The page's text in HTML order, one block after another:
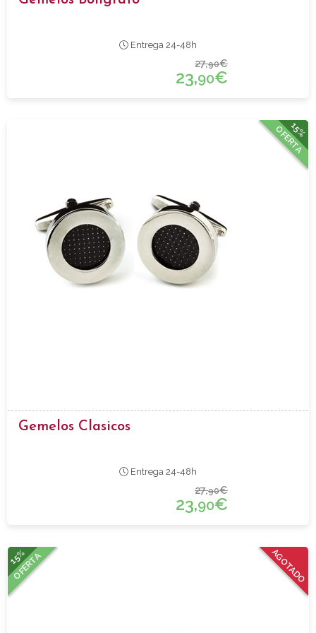
Entrega 24-48h
27,90€
23,90€
15%
OFERTA
Gemelos Clasicos
Entrega 24-48h
27,90€
23,90€
AGOTADO
15%
OFERTA